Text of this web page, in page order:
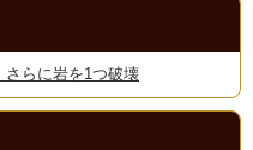
さらに岩を1つ破壊